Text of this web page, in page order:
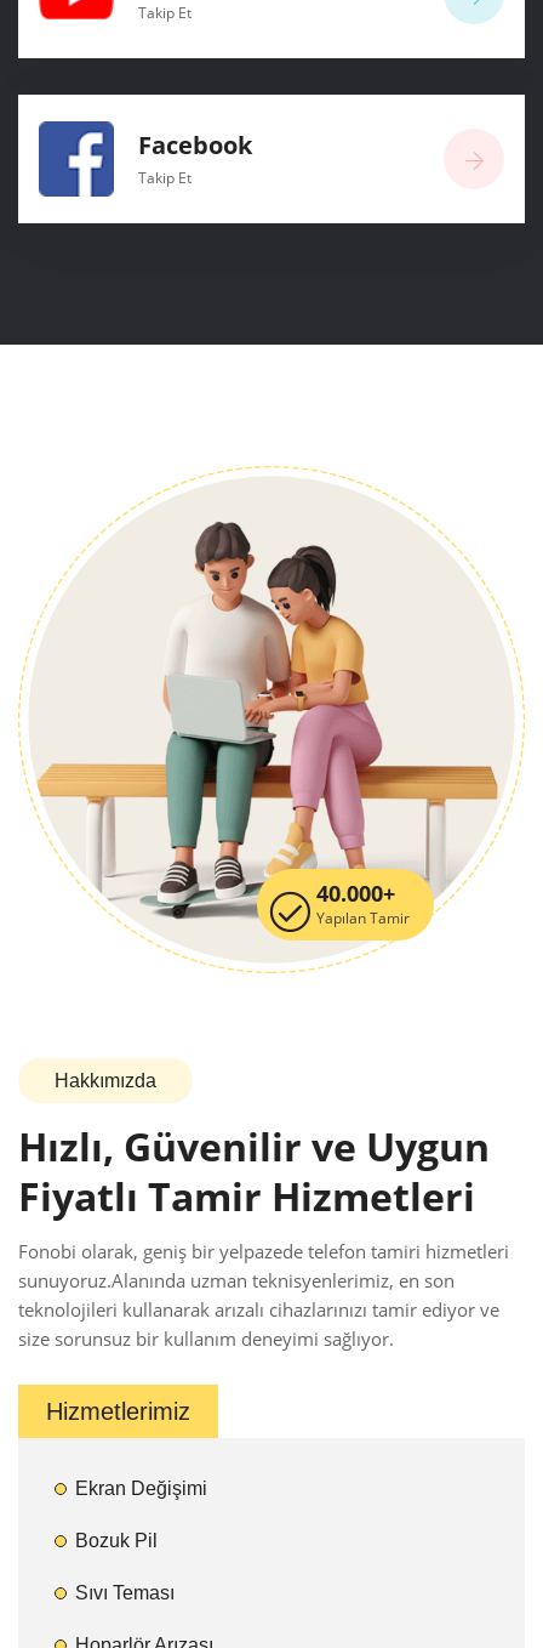
Takip Et
Facebook
Takip Et
40.000+
Yapılan Tamir
Hakkımızda
Hızlı, Güvenilir ve Uygun
Fiyatlı Tamir Hizmetleri
Fonobi olarak, geniş bir yelpazede telefon tamiri hizmetleri
sunuyoruz.Alanında uzman teknisyenlerimiz, en son
teknolojileri kullanarak arızalı cihazlarınızı tamir ediyor ve
size sorunsuz bir kullanım deneyimi sağlıyor.
Hizmetlerimiz
Ekran Değişimi
Bozuk Pil
Sıvı Teması